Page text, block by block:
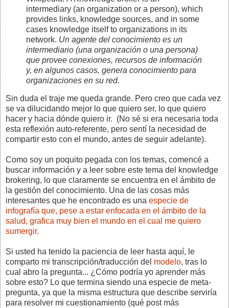
intermediary (an organization or a person), which
provides links, knowledge sources, and in some
cases knowledge itself to organizations in its
network. Un agente del conocimiento es un
intermediario (una organización o una persona)
que provee conexiones, recursos de información
y, en algunos casos, genera conocimiento para
organizaciones en su red.
Sin duda el traje me queda grande. Pero creo que cada vez
se va dilucidando mejor lo que quiero ser, lo que quiero
hacer y hacia dónde quiero ir. (No sé si era necesaria toda
esta reflexión auto-referente, pero sentí la necesidad de
compartir esto con el mundo, antes de seguir adelante).
Como soy un poquito pegada con los temas, comencé a
buscar información y a leer sobre este tema del knowledge
brokering, lo que claramente se encuentra en el ámbito de
la gestión del conocimiento. Una de las cosas más
interesantes que he encontrado es una especie de
infografía que, pese a estar enfocada en el ámbito de la
salud, grafica muy bien el mundo en el cual me quiero
sumergir.
Si usted ha tenido la paciencia de leer hasta aquí, le
comparto mi transcripción/traducción del modelo, tras lo
cual abro la pregunta... ¿Cómo podría yo aprender más
sobre esto? Lo que termina siendo una especie de meta-
pregunta, ya que la misma estructura que describe serviría
para resolver mi cuestionamiento (qué post más